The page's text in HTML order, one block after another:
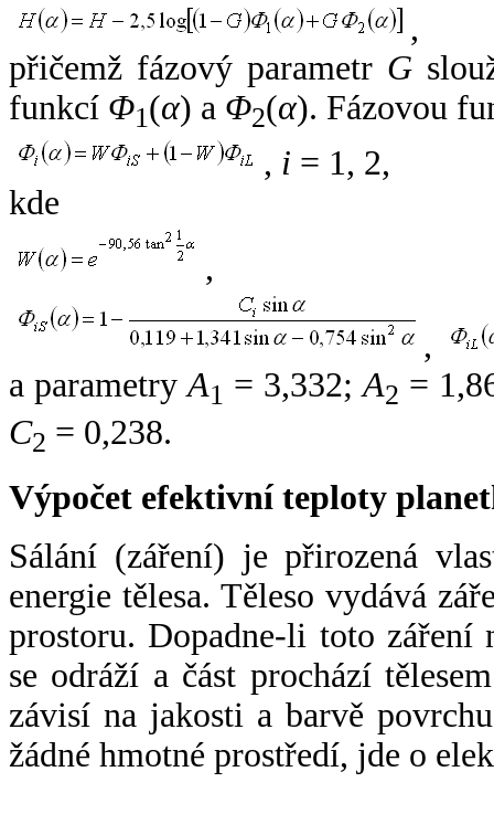
,
přičemž fázový parametr G
funkcí Φ1(α) a Φ2(α). Fázovou
, i = 1, 2,
kde
,
,
a parametryA1 = 3,332;A2 =
C2 = 0,238.
Výpočet efektivní teploty
Sálání (záření) je přirozená
energie tělesa. Těleso vydává
prostoru. Dopadne-li toto záření
se odráží a část prochází
závisí na jakosti a barvě
žádné hmotné prostředí, jde o